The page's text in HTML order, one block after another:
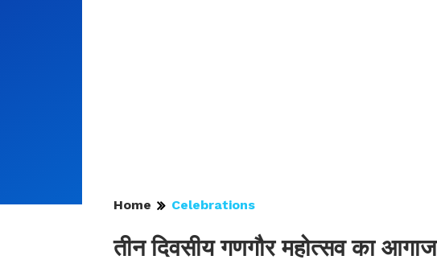
Home Celebrations
तीन दिवसीय गणगौर महोत्सव का आगाज